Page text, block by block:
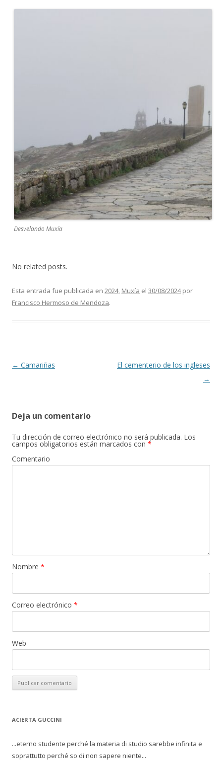
Desvelando Muxía
No related posts.
Esta entrada fue publicada en 2024, Muxía el 30/08/2024por
Francisco Hermoso de Mendoza.
Navegación de entradas
← Camariñas
El cementerio de los ingleses
→
Deja un comentario
Tu dirección de correo electrónico no será publicada. Los
campos obligatorios están marcados con *
Comentario
Nombre *
Correo electrónico *
Web
ACIERTA GUCCINI
...eterno studente perché la materia di studio sarebbe infinita e
soprattutto perché so di non sapere niente...